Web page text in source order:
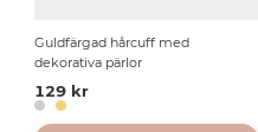
Guldfärgad hårcuff med
dekorativa pärlor
129 kr